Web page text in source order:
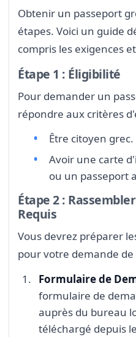
Obtenir un passeport
étapes. Voici un guide
compris les exigences
Étape 1 : Éligibilité
Pour demander un
répondre aux critères
Être citoyen grec.
Avoir une carte
ou un passeport
Étape 2 :
Requis
Vous devrez préparer
pour votre demande de
Formulaire de
formulaire de
auprès du bureau
téléchargé depuis